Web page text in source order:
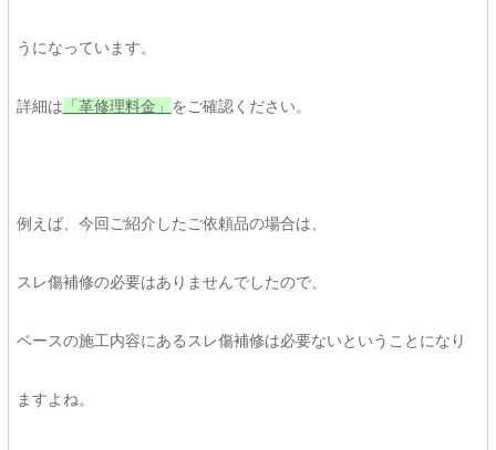
うになっています。
詳細は 「革修理料金」 をご確認ください。
例えば、今回ご紹介したご依頼品の場合は、
スレ傷補修の必要はありませんでしたので、
ベースの施工内容にあるスレ傷補修は必要ないということになり
ますよね。